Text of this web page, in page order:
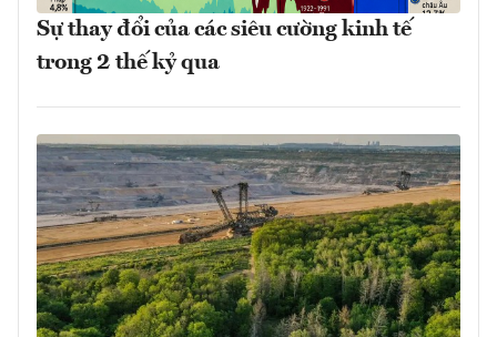
Sự thay đổi của các siêu cường kinh tế
trong 2 thế kỷ qua